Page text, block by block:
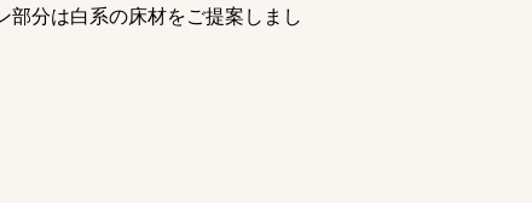
部分は白系の床材をご提案しまし